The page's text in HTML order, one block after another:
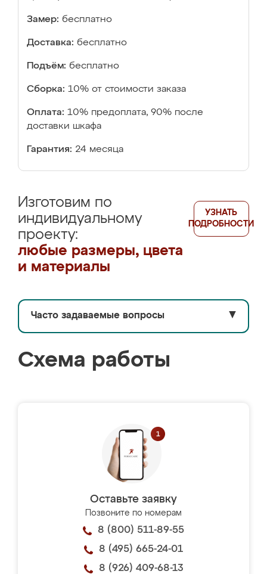
Замер: бесплатно
Доставка: бесплатно
Подъём: бесплатно
Сборка: 10% от стоимости заказа
Оплата: 10% предоплата, 90% после
доставки шкафа
Гарантия: 24 месяца
Изготовим по
индивидуальному
проекту:
любые размеры, цвета
и материалы
УЗНАТЬ
ПОДРОБНОСТИ
Часто задаваемые вопросы ▼
Схема работы
Оставьте заявку
Позвоните по номерам
8 (800) 511-89-55
8 (495) 665-24-01
8 (926) 409-68-13